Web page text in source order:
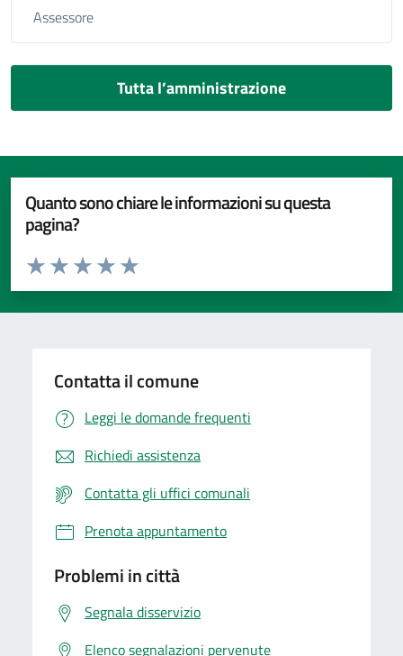
Assessore
Tutta l’amministrazione
Quanto sono chiare le informazioni su questa
pagina?
Valuta da 1 a 5 stelle la pagina
Valuta 5 stelle su 5
Valuta 4 stelle su 5
Valuta 3 stelle su 5
Valuta 2 stelle su 5
Valuta 1 stelle su 5
Contatta il comune
Leggi le domande frequenti
Richiedi assistenza
Contatta gli uffici comunali
Prenota appuntamento
Problemi in città
Segnala disservizio
Elenco segnalazioni pervenute